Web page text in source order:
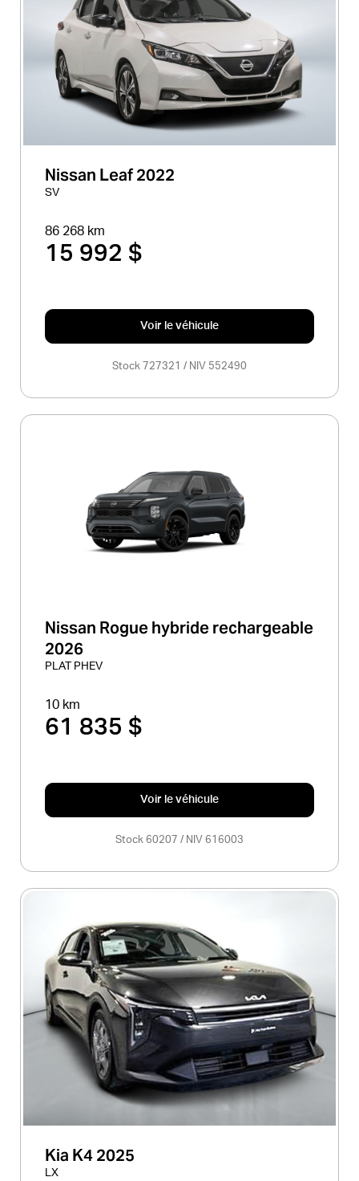
Nissan Leaf 2022
SV
86 268 km
15 992 $
Voir le véhicule
Stock 727321 / NIV 552490
Nissan Rogue hybride rechargeable
2026
PLAT PHEV
10 km
61 835 $
Voir le véhicule
Stock 60207 / NIV 616003
Kia K4 2025
LX